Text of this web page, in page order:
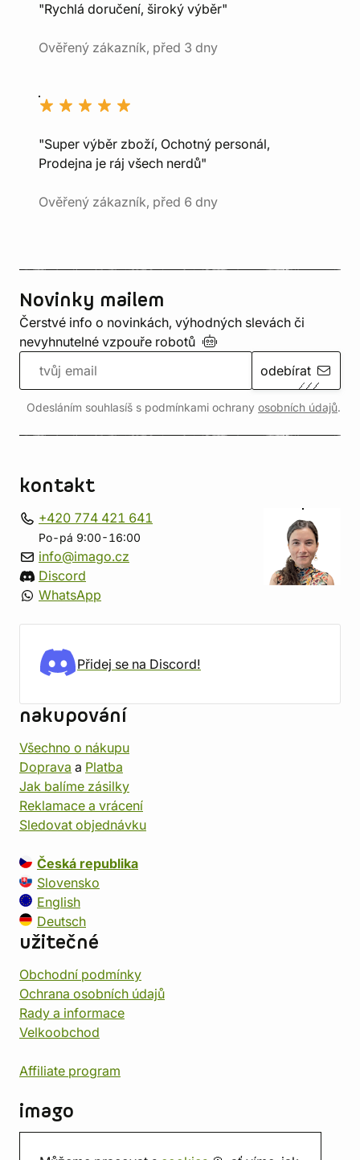
"Rychlá doručení, široký výběr"
Ověřený zákazník, před 3 dny
"Super výběr zboží, Ochotný personál,
Prodejna je ráj všech nerdů"
Ověřený zákazník, před 6 dny
Novinky mailem
Čerstvé info o novinkách, výhodných slevách či
nevyhnutelné vzpouře robotů
odebírat
Odesláním souhlasíš s podmínkami ochrany osobních údajů.
kontakt
+420 774 421 641
Po-pá 9:00-16:00
info@imago.cz
Discord
WhatsApp
Přidej se na Discord!
nakupování
Všechno o nákupu
Doprava a Platba
Jak balíme zásilky
Reklamace a vrácení
Sledovat objednávku
Česká republika
Slovensko
English
Deutsch
užitečné
Obchodní podmínky
Ochrana osobních údajů
Rady a informace
Velkoobchod
Affiliate program
imago